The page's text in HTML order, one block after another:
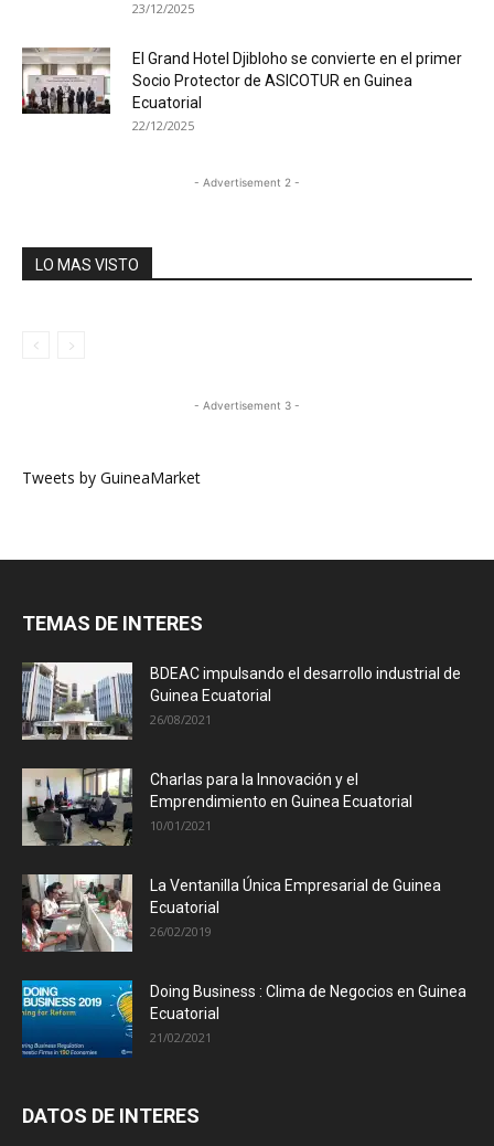
23/12/2025
El Grand Hotel Djibloho se convierte en el primer
Socio Protector de ASICOTUR en Guinea
Ecuatorial
22/12/2025
- Advertisement 2 -
LO MAS VISTO
- Advertisement 3 -
Tweets by GuineaMarket
TEMAS DE INTERES
BDEAC impulsando el desarrollo industrial de
Guinea Ecuatorial
26/08/2021
Charlas para la Innovación y el
Emprendimiento en Guinea Ecuatorial
10/01/2021
La Ventanilla Única Empresarial de Guinea
Ecuatorial
26/02/2019
Doing Business : Clima de Negocios en Guinea
Ecuatorial
21/02/2021
DATOS DE INTERES